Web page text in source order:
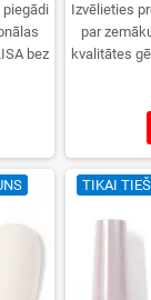
piegādi
bez
Izvēlieties
par
kvalitātes
krāsu
UV/LED
noturība.
kastītē –
TIKAI